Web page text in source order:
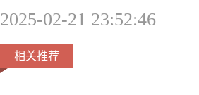
2025-02-21 23:52:46
相关推荐